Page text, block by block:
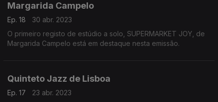
Margarida Campelo
Ep. 18
30 abr. 2023
O primeiro registo de estúdio a solo, SUPERMARKET JOY, de
Margarida Campelo está em destaque nesta emissão.
Quinteto Jazz de Lisboa
Ep. 17
23 abr. 2023